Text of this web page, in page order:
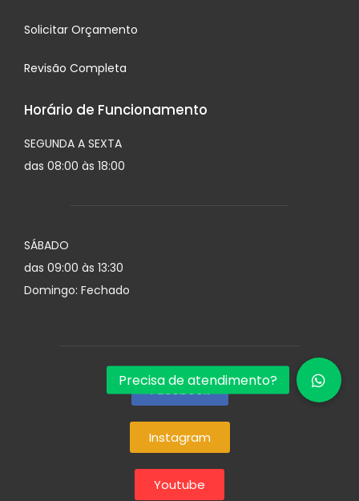
Solicitar Orçamento
Revisão Completa
Horário de Funcionamento
SEGUNDA A SEXTA
das 08:00 às 18:00
SÁBADO
das 09:00 às 13:30
Domingo: Fechado
Facebook
Instagram
Youtube